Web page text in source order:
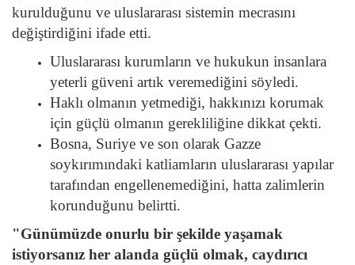
kurulduğunu ve uluslararası sistemin mecrasını
değiştirdiğini ifade etti.
Uluslararası kurumların ve hukukun insanlara
yeterli güveni artık veremediğini söyledi.
Haklı olmanın yetmediği, hakkınızı korumak
için güçlü olmanın gerekliliğine dikkat çekti.
Bosna, Suriye ve son olarak Gazze
soykırımındaki katliamların uluslararası yapılar
tarafından engellenemediğini, hatta zalimlerin
korunduğunu belirtti.
"Günümüzde onurlu bir şekilde yaşamak
istiyorsanız her alanda güçlü olmak, caydırıcı